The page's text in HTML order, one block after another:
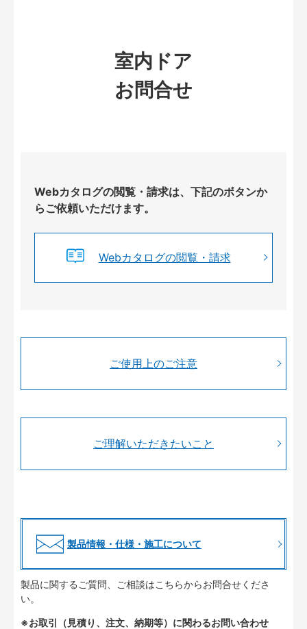
室内ドア
お問合せ
Webカタログの閲覧・請求は、下記のボタンか
らご依頼いただけます。
Webカタログの閲覧・請求
ご使用上のご注意
ご理解いただきたいこと
製品情報・仕様・施工について
製品に関するご質問、ご相談はこちらからお問合せくださ
い。
※お取引（見積り、注文、納期等）に関わるお問い合わせ